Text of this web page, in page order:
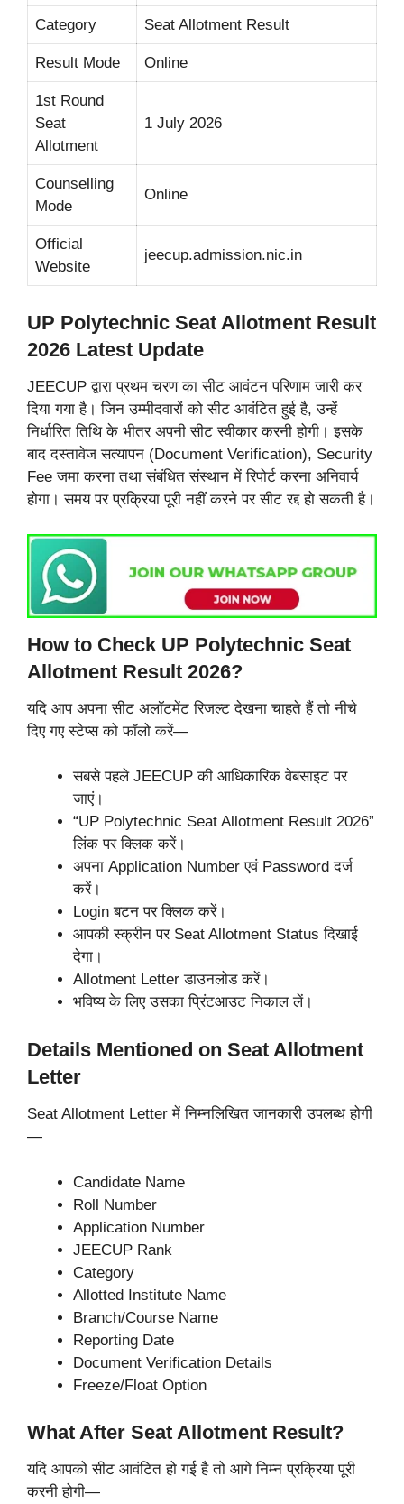
Category Seat Allotment Result
Result Mode Online
1st Round
Seat
Allotment
1 July 2026
Counselling
Mode
Online
Official
Website
jeecup.admission.nic.in
UP Polytechnic Seat Allotment Result
2026 Latest Update
JEECUP द्वारा प्रथम चरण का सीट आवंटन परिणाम जारी कर
दिया गया है। जिन उम्मीदवारों को सीट आवंटित हुई है, उन्हें
निर्धारित तिथि के भीतर अपनी सीट स्वीकार करनी होगी। इसके
बाद दस्तावेज सत्यापन (Document Verification), Security
Fee जमा करना तथा संबंधित संस्थान में रिपोर्ट करना अनिवार्य
होगा। समय पर प्रक्रिया पूरी नहीं करने पर सीट रद्द हो सकती है।
How to Check UP Polytechnic Seat
Allotment Result 2026?
यदि आप अपना सीट अलॉटमेंट रिजल्ट देखना चाहते हैं तो नीचे
दिए गए स्टेप्स को फॉलो करें—
सबसे पहले JEECUP की आधिकारिक वेबसाइट पर
जाएं।
“UP Polytechnic Seat Allotment Result 2026”
लिंक पर क्लिक करें।
अपना Application Number एवं Password दर्ज
करें।
Login बटन पर क्लिक करें।
आपकी स्क्रीन पर Seat Allotment Status दिखाई
देगा।
Allotment Letter डाउनलोड करें।
भविष्य के लिए उसका प्रिंटआउट निकाल लें।
Details Mentioned on Seat Allotment
Letter
Seat Allotment Letter में निम्नलिखित जानकारी उपलब्ध होगी
—
Candidate Name
Roll Number
Application Number
JEECUP Rank
Category
Allotted Institute Name
Branch/Course Name
Reporting Date
Document Verification Details
Freeze/Float Option
What After Seat Allotment Result?
यदि आपको सीट आवंटित हो गई है तो आगे निम्न प्रक्रिया पूरी
करनी होगी—